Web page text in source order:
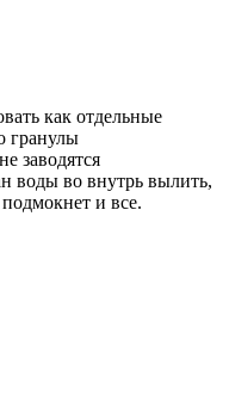
как отдельные
гранулы
заводятся
воды во внутрь вылить,
и все.